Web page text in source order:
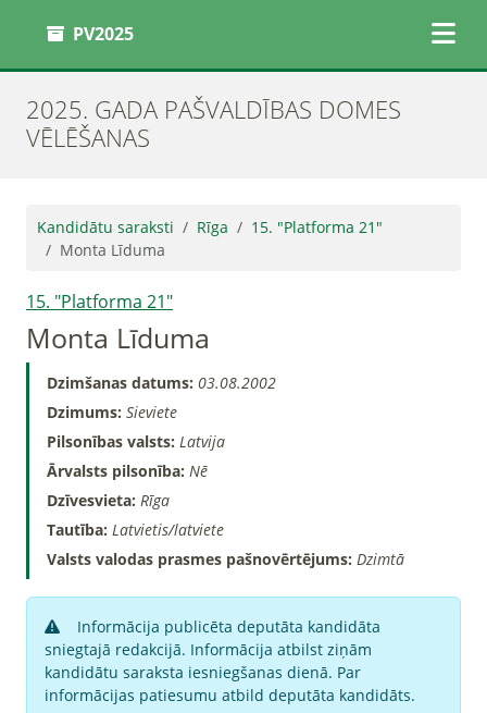
PV2025
2025. GADA PAŠVALDĪBAS DOMES
VĒLĒŠANAS
Kandidātu saraksti Rīga
15. "Platforma 21"
Monta Līduma
15. "Platforma 21"
Monta Līduma
Dzimšanas datums: 03.08.2002
Dzimums: Sieviete
Pilsonības valsts: Latvija
Ārvalsts pilsonība: Nē
Dzīvesvieta: Rīga
Tautība: Latvietis/latviete
Valsts valodas prasmes pašnovērtējums: Dzimtā
Informācija publicēta deputāta kandidāta
sniegtajā redakcijā. Informācija atbilst ziņām
kandidātu saraksta iesniegšanas dienā. Par
informācijas patiesumu atbild deputāta kandidāts.